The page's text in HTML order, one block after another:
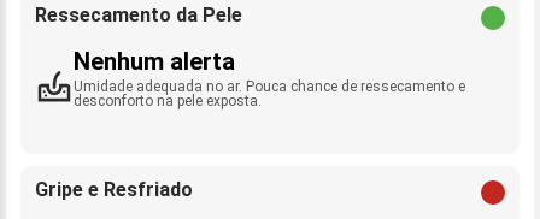
Ressecamento da Pele
Nenhum alerta
Umidade adequada no ar. Pouca chance de ressecamento e
desconforto na pele exposta.
Gripe e Resfriado